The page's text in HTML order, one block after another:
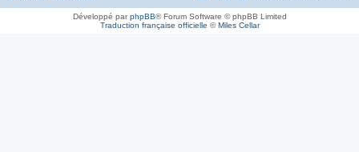
Développé parphpBB® Forum Software © phpBB Limited
Traduction française officielle ©Miles Cellar